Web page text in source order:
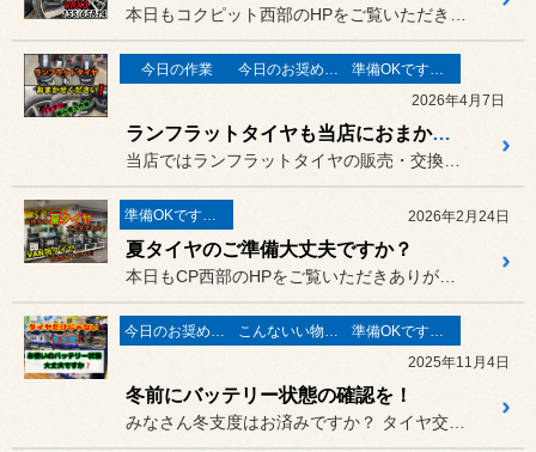
今日の作業 今日のお奨め商品!
準備OKですか？
2026年4月7日
ランフラットタイヤも当店におまかせ！
準備OKですか？ 2026年2月24日
夏タイヤのご準備大丈夫ですか？
今日のお奨め商品! こんないい物が有りますよ！
準備OKですか？
2025年11月4日
冬前にバッテリー状態の確認を！